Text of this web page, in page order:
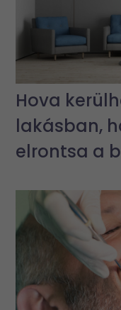
Hova
lakásban,
elrontsa a